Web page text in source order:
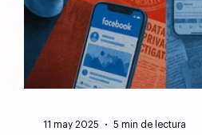
11 may 2025 5 min de lectura